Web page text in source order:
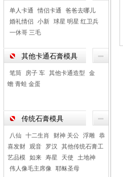
单人卡通 情侣卡通
爸爸去哪儿
婚礼情侣
小新 球星 明星 红卫兵
一休哥 三毛
其他卡通石膏模具
笔筒 房子 车 其他卡通造型
金
蟾 青蛙 金蛋
传统石膏模具
八仙 十二生肖 财神 关公 浮雕 恭
喜发财 观音 罗汉
其他传统石膏工
艺品模 如来 寿星 天使
土地神
伟人像毛主席像 耶稣圣母